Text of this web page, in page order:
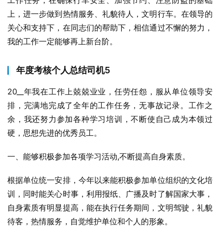
上，进一步做到热情服务、礼貌待人，文明行车。在领导的
关心和支持下，在同志们的帮助下，相信通过不懈的努力，
我的工作一定能够再上新台阶。
年度考核个人总结司机5
20__年我在工作上兢兢业业，任劳任怨，服从单位领导安
排，完满地完成了全年的工作任务，无事故记录。工作之
余，我还努力参加各种学习培训，不断使自己成为本领过
硬，思想先进的优秀员工。
一、能够积极参加各项学习活动,不断提高自身素质。
根据单位统一安排，今年以来能积极参加单位组织的文化培
训，同时能关心时事，利用报纸、广播及时了解国家大事，
自身素质有明显提高，能在执行任务期间，文明驾驶，礼貌
待客，热情服务，自觉维护单位和个人的形象。